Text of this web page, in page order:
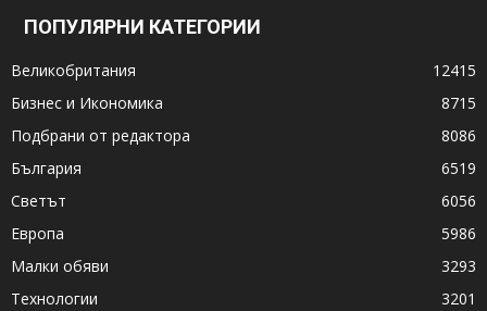
ПОПУЛЯРНИ КАТЕГОРИИ
Великобритания
12415
Бизнес и Икономика
8715
Подбрани от редактора
8086
България
6519
Светът
6056
Европа
5986
Малки обяви
3293
Технологии
3201